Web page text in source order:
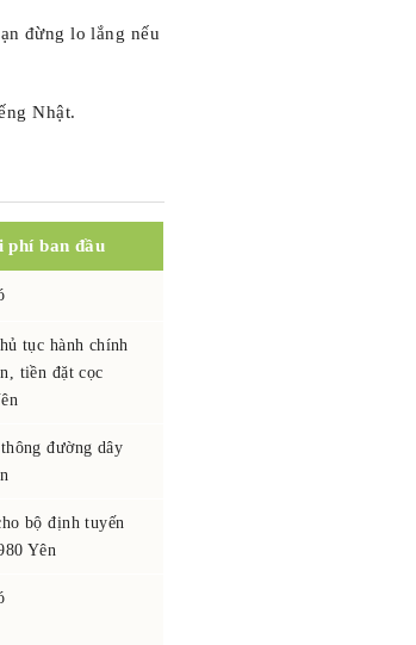
đừng lo lắng nếu
Nhật.
phí ban đầu
tục hành chính
tiền đặt cọc
đường dây
bộ định tuyến
Yên